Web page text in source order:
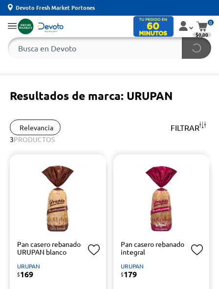
Devoto Fresh Market Portones
0
$0,00
Resultados de marca: URUPAN
Relevancia FILTRAR
3PRODUCTOS
Pan casero rebanado
URUPAN blanco
URUPAN
$169
Pan casero rebanado
integral
URUPAN
$179